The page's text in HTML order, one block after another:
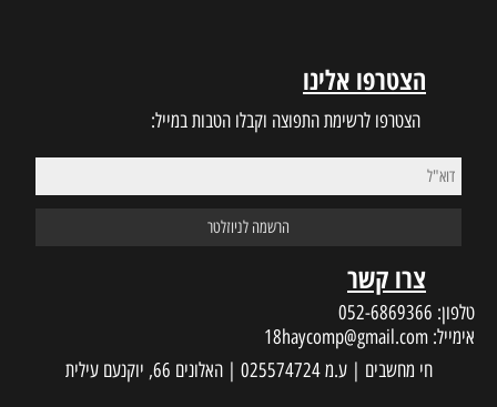
הצטרפו אלינו
הצטרפו לרשימת התפוצה וקבלו הטבות במייל:
צרו קשר
טלפון: 052-6869366
אימייל: 18haycomp@gmail.com
חי מחשבים | ע.מ 025574724 | האלונים 66, יוקנעם עילית